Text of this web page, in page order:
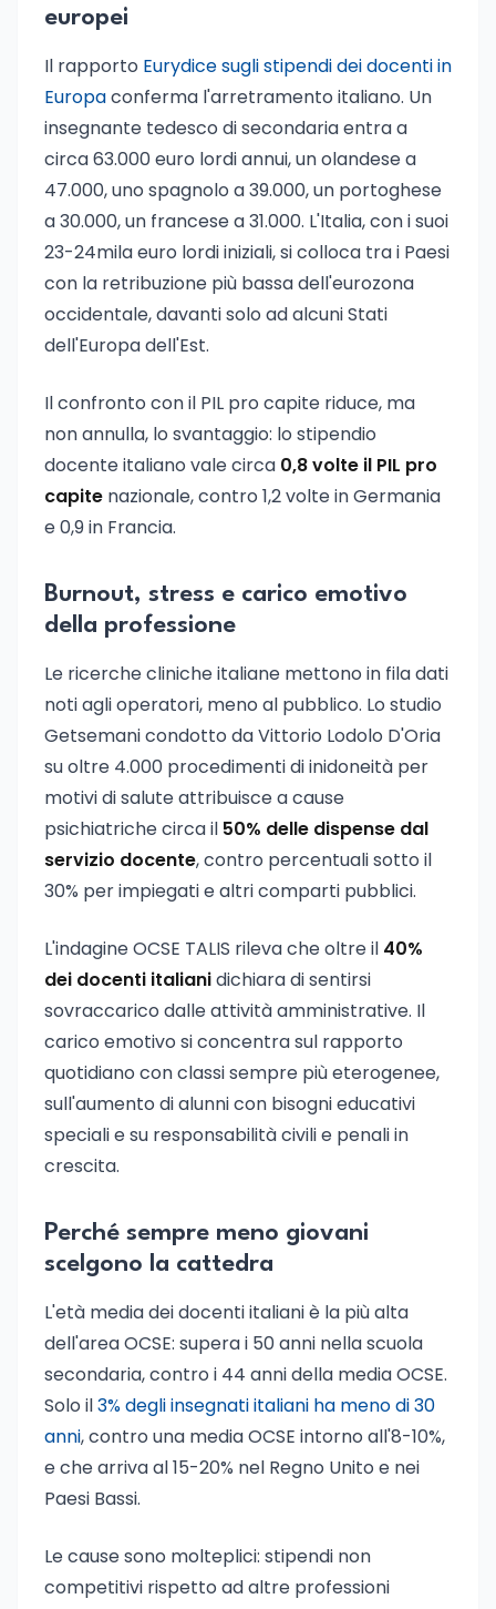
europei
Il rapporto Eurydice sugli stipendi dei docenti in
Europaconferma l'arretramento italiano. Un
insegnante tedesco di secondaria entra a
circa 63.000 euro lordi annui, un olandese a
47.000, uno spagnolo a 39.000, un portoghese
a 30.000, un francese a 31.000. L'Italia, con i suoi
23-24mila euro lordi iniziali, si colloca tra i Paesi
con la retribuzione più bassa dell'eurozona
occidentale, davanti solo ad alcuni Stati
dell'Europa dell'Est.
Il confronto con il PIL pro capite riduce, ma
non annulla, lo svantaggio: lo stipendio
docente italiano vale circa 0,8 volte il PIL pro
capite nazionale, contro 1,2 volte in Germania
e 0,9 in Francia.
Burnout, stress e carico emotivo
della professione
Le ricerche cliniche italiane mettono in fila dati
noti agli operatori, meno al pubblico. Lo studio
Getsemani condotto da Vittorio Lodolo D'Oria
su oltre 4.000 procedimenti di inidoneità per
motivi di salute attribuisce a cause
psichiatriche circa il 50% delle dispense dal
servizio docente, contro percentuali sotto il
30% per impiegati e altri comparti pubblici.
L'indagine OCSE TALIS rileva che oltre il 40%
dei docenti italianidichiara di sentirsi
sovraccarico dalle attività amministrative. Il
carico emotivo si concentra sul rapporto
quotidiano con classi sempre più eterogenee,
sull'aumento di alunni con bisogni educativi
speciali e su responsabilità civili e penali in
crescita.
Perché sempre meno giovani
scelgono la cattedra
L'età media dei docenti italiani è la più alta
dell'area OCSE: supera i 50 anni nella scuola
secondaria, contro i 44 anni della media OCSE.
Solo il3% degli insegnati italiani ha meno di 30
anni, contro una media OCSE intorno all'8-10%,
e che arriva al 15-20% nel Regno Unito e nei
Paesi Bassi.
Le cause sono molteplici: stipendi non
competitivi rispetto ad altre professioni